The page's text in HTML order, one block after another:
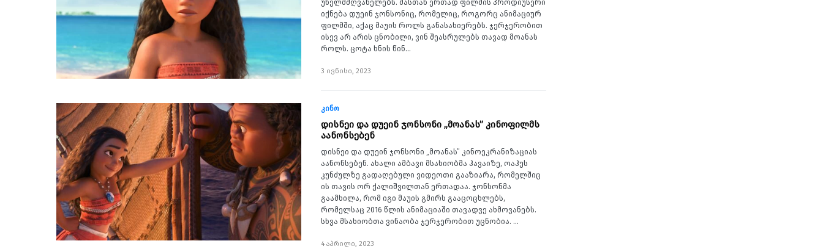
უხელმძღვანელებს. მასთან ერთად ფილმის პროდიუსერი
იქნება დუეინ ჯონსონიც, რომელიც, როგორც ანიმაციურ
ფილმში, აქაც მაუის როლს განასახიერებს. ჯერჯერობით
ისევ არ არის ცნობილი, ვინ შეასრულებს თავად მოანას
როლს. ცოტა ხნის წინ…
3 ივნისი, 2023
კინო
დისნეი და დუეინ ჯონსონი „მოანას” კინოფილმს
აანონსებენ
დისნეი და დუეინ ჯონსონი „მოანას” კინოეკრანიზაციას
აანონსებენ. ახალი ამბავი მსახიობმა ჰავაიზე, ოაჰუს
კუნძულზე გადაღებული ვიდეოთი გააზიარა, რომელშიც
ის თავის ორ ქალიშვილთან ერთადაა. ჯონსონმა
გაამხილა, რომ იგი მაუის გმირს გააცოცხლებს,
რომელსაც 2016 წლის ანიმაციაში თავადვე ახმოვანებს.
სხვა მსახიობთა ვინაობა ჯერჯერობით უცნობია. …
4 აპრილი, 2023